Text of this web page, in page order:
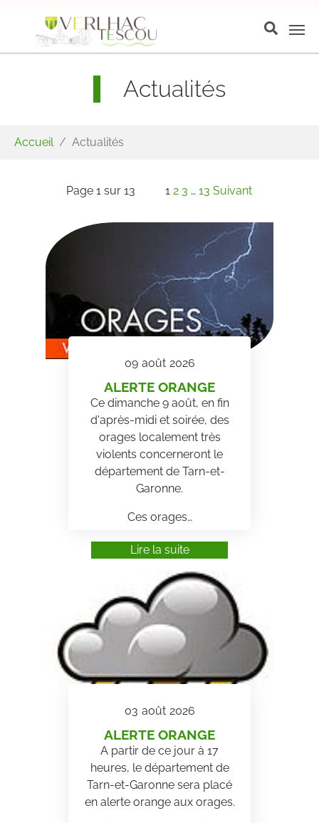
Actualités
Accueil Actualités
Page 1 sur 13 1 2 3 … 13 Suivant
09 août 2026
ALERTE ORANGE
Ce dimanche 9 août, en fin
d'après-midi et soirée, des
orages localement très
violents concerneront le
département de Tarn-et-
Garonne.
Ces orages…
Lire la suite
03 août 2026
ALERTE ORANGE
A partir de ce jour à 17
heures, le département de
Tarn-et-Garonne sera placé
en alerte orange aux orages.